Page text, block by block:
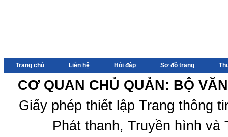
Trang chủ Liên hệ Hỏi đáp Sơ đồ trang
CƠ QUAN CHỦ QUẢN: BỘ
Giấy phép thiết lập Trang thông
Phát thanh, Truyền hình